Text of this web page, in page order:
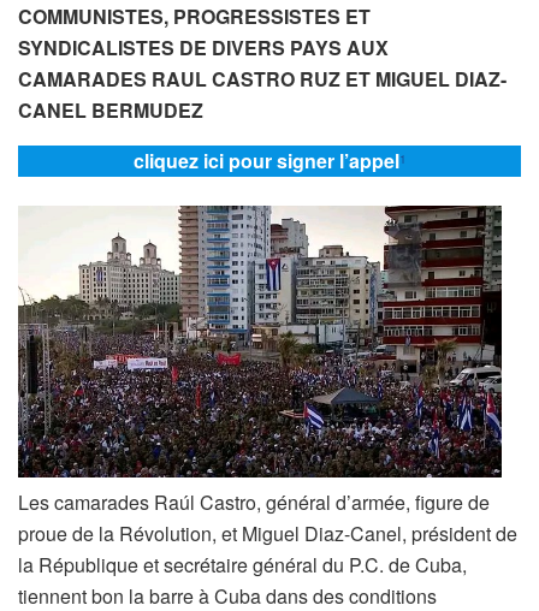
COMMUNISTES, PROGRESSISTES ET
SYNDICALISTES DE DIVERS PAYS AUX
CAMARADES RAUL CASTRO RUZ ET MIGUEL DIAZ-
CANEL BERMUDEZ
cliquez ici pour signer l’appel1
Les camarades Raúl Castro, général d’armée, figure de
proue de la Révolution, et Miguel Diaz-Canel, président de
la République et secrétaire général du P.C. de Cuba,
tiennent bon la barre à Cuba dans des conditions